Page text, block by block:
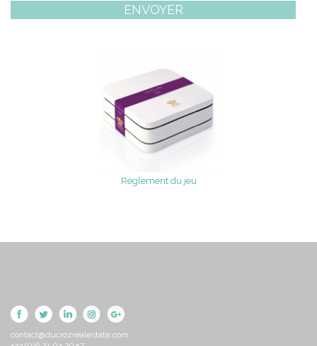
Règlement du jeu
contact@ducrozrealestate.com